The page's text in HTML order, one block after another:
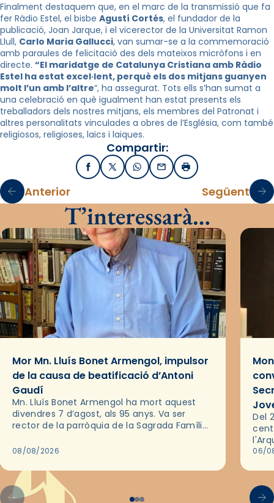
Finalment destaquem que, en el marc de la transmissió que fa
fer Ràdio Estel, el bisbe Agustí Cortés, el fundador de la
publicació, Joan Jarque, i el vicerector de la Universitat Ramon
Llull, Carlo Maria Gallucci, van sumar-se a la commemoració
amb paraules de felicitació des dels mateixos micròfons i en
directe. “El maridatge de Catalunya Cristiana amb Ràdio
Estel ha estat excel·lent, perquè els dos mitjans guanyen
molt l’un amb l’altre“, ha assegurat. Tots ells s’han sumat a
una celebració en què igualment han estat presents els
treballadors dels nostres mitjans, els membres del Patronat i
altres personalitats vinculades a obres de l’Església, com també
religiosos, religioses, laics i laiques.
Compartir:
FacebookX / TwitterWhatsApp
EmailImprimir
Anterior Següent
T’interessarà…
Mor Mn. Lluís Bonet Armengol, impulsor
de la causa de beatificació d’Antoni
Gaudí
Mn. Lluís Bonet Armengol ha mort aquest
divendres 7 d’agost, als 95 anys. Va ser
rector de la parròquia de la Sagrada Família
2018,…
08/08/2026
Del
les
06/